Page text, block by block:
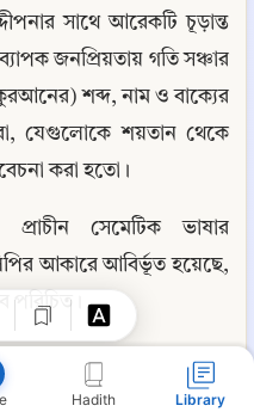
Hadith Library
সাথে আরেকটি চূড়ান্ত
জনপ্রিয়তায় গতি সঞ্চার
শব্দ, নাম ও বাক্যের
যেগুলোকে শয়তান থেকে
করা হতো।
প্রাচীন সেমেটিক ভাষার
আকারে আবির্ভূত হয়েছে,
উদ্ভব। কুফা শহরের কুফি
এই স্টাইল ব্যবহার করতেন।